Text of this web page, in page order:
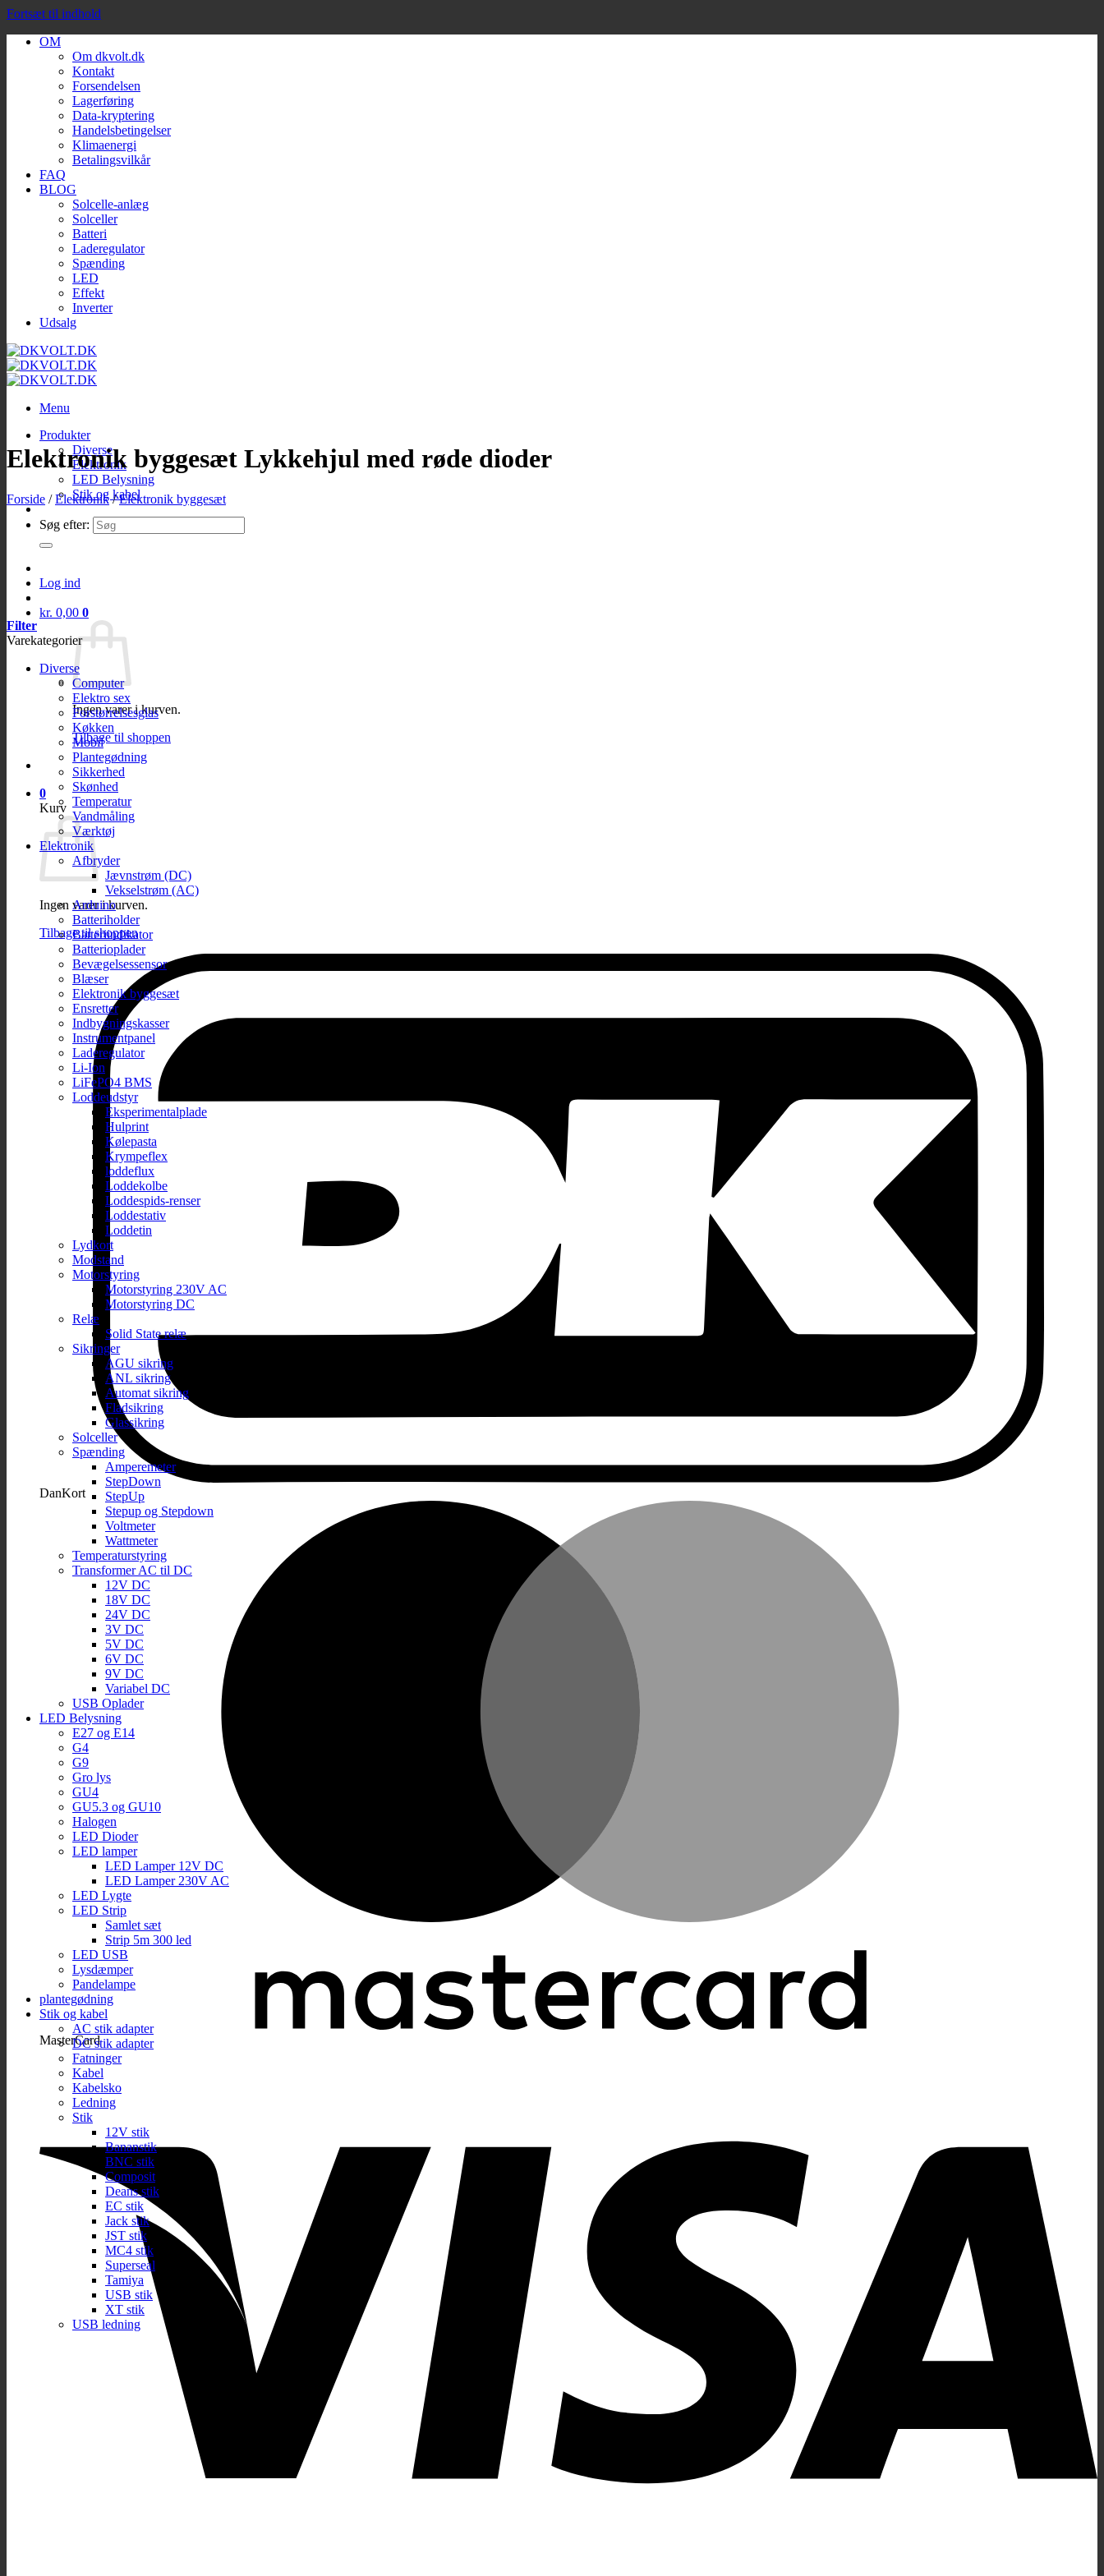
Fortsæt til indhold
OM
Om dkvolt.dk
Kontakt
Forsendelsen
Lagerføring
Data-kryptering
Handelsbetingelser
Klimaenergi
Betalingsvilkår
FAQ
BLOG
Solcelle-anlæg
Solceller
Batteri
Laderegulator
Spænding
LED
Effekt
Inverter
Udsalg
Menu
Produkter
Diverse
Elektronik
LED Belysning
Stik og kabel
Søg efter:
Log ind
kr. 0,00 0
Ingen varer i kurven.
Tilbage til shoppen
0
Kurv
Ingen varer i kurven.
Tilbage til shoppen
DanKort
MasterCard
Elektronik byggesæt Lykkehjul med røde dioder
Forside / Elektronik / Elektronik byggesæt
Filter
Varekategorier
Diverse
Computer
Elektro sex
Forstørrelsesglas
Køkken
Mobil
Plantegødning
Sikkerhed
Skønhed
Temperatur
Vandmåling
Værktøj
Elektronik
Afbryder
Jævnstrøm (DC)
Vekselstrøm (AC)
Arduino
Batteriholder
Batteriindikator
Batterioplader
Bevægelsessensor
Blæser
Elektronik byggesæt
Ensretter
Indbygningskasser
Instrumentpanel
Laderegulator
Li-Ion
LiFePO4 BMS
Loddeudstyr
Eksperimentalplade
Hulprint
Kølepasta
Krympeflex
loddeflux
Loddekolbe
Loddespids-renser
Loddestativ
Loddetin
Lydkort
Modstand
Motorstyring
Motorstyring 230V AC
Motorstyring DC
Relæ
Solid State relæ
Sikringer
AGU sikring
ANL sikring
Automat sikring
Fladsikring
Glassikring
Solceller
Spænding
Amperemeter
StepDown
StepUp
Stepup og Stepdown
Voltmeter
Wattmeter
Temperaturstyring
Transformer AC til DC
12V DC
18V DC
24V DC
3V DC
5V DC
6V DC
9V DC
Variabel DC
USB Oplader
LED Belysning
E27 og E14
G4
G9
Gro lys
GU4
GU5.3 og GU10
Halogen
LED Dioder
LED lamper
LED Lamper 12V DC
LED Lamper 230V AC
LED Lygte
LED Strip
Samlet sæt
Strip 5m 300 led
LED USB
Lysdæmper
Pandelampe
plantegødning
Stik og kabel
AC stik adapter
DC stik adapter
Fatninger
Kabel
Kabelsko
Ledning
Stik
12V stik
Bananstik
BNC stik
Composit
Deans stik
EC stik
Jack stik
JST stik
MC4 stik
Superseal
Tamiya
USB stik
XT stik
USB ledning